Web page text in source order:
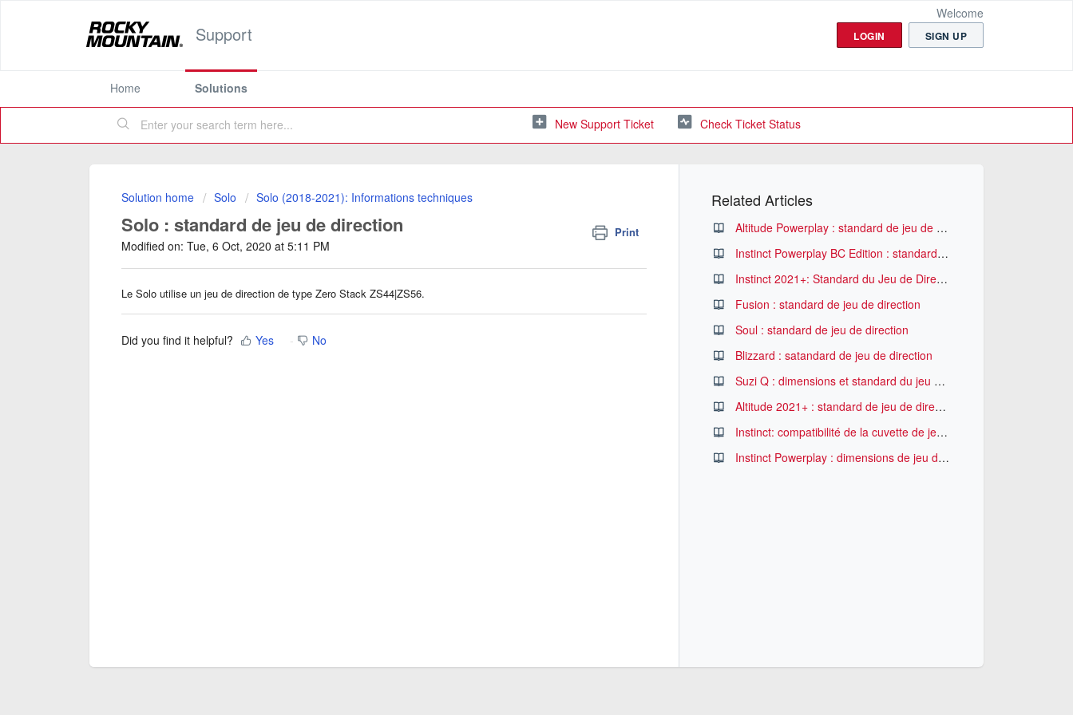
Support
Welcome
LOGIN SIGN UP
Home Solutions
New Support Ticket Check Ticket Status
Solution home Solo Solo (2018-2021): Informations techniques
Solo : standard de jeu de direction Print
Modified on: Tue, 6 Oct, 2020 at 5:11 PM
Le Solo utilise un jeu de direction de type Zero Stack ZS44|ZS56.
Did you find it helpful? Yes No
Related Articles
Altitude Powerplay : standard de jeu de direction
Instinct Powerplay BC Edition : standard de jeu de direction
Instinct 2021+: Standard du Jeu de Direction
Fusion : standard de jeu de direction
Soul : standard de jeu de direction
Blizzard : satandard de jeu de direction
Suzi Q : dimensions et standard du jeu de direction
Altitude 2021+ : standard de jeu de direction
Instinct: compatibilité de la cuvette de jeu de direction Extend-o-Matic et roues de 29 pouces
Instinct Powerplay : dimensions de jeu de direction